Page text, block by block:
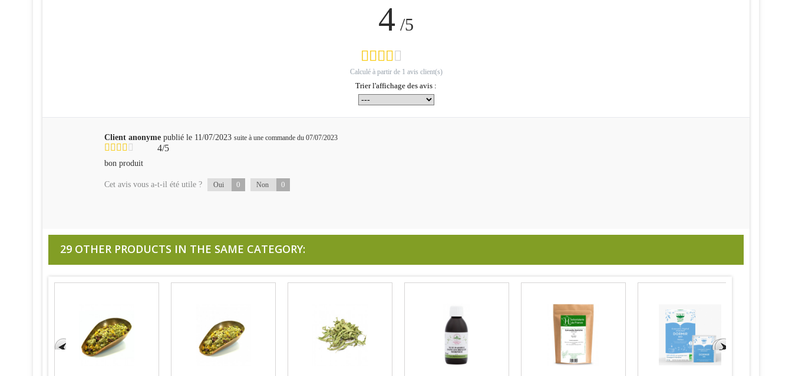
4 /5
Calculé à partir de 1 avis client(s)
Trier l'affichage des avis :
Client anonyme publié le 11/07/2023 suite à une commande du 07/07/2023
4/5
bon produit
Cet avis vous a-t-il été utile ? Oui 0 Non 0
29 OTHER PRODUCTS IN THE SAME CATEGORY: